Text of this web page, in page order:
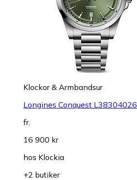
Klockor & Armbandsur
Longines Conquest L38304026
fr.
16 900 kr
hos Klockia
+2 butiker